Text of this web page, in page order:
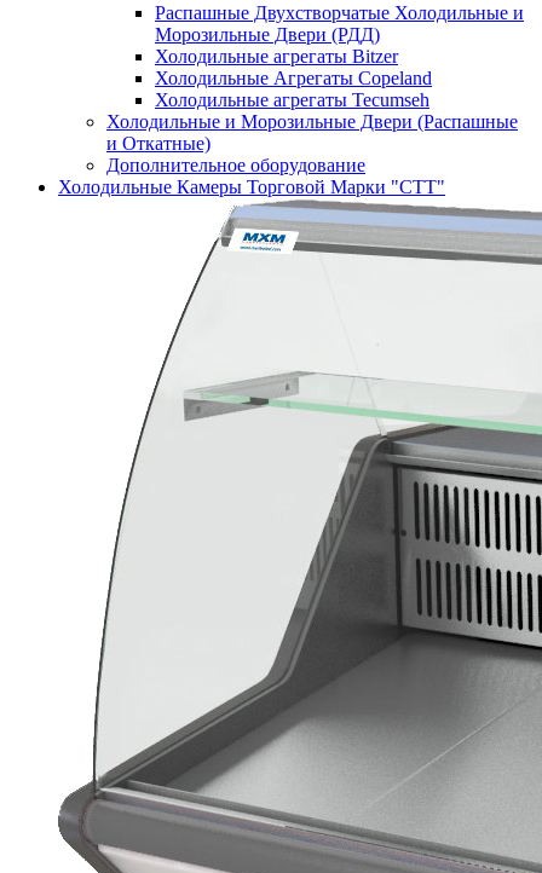
Распашные Двухстворчатые Холодильные и
Морозильные Двери (РДД)
Холодильные агрегаты Bitzer
Холодильные Агрегаты Copeland
Холодильные агрегаты Tecumseh
Холодильные и Морозильные Двери (Распашные
и Откатные)
Дополнительное оборудование
Холодильные Камеры Торговой Марки "СТТ"